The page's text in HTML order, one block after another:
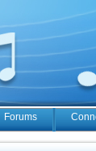
Forums